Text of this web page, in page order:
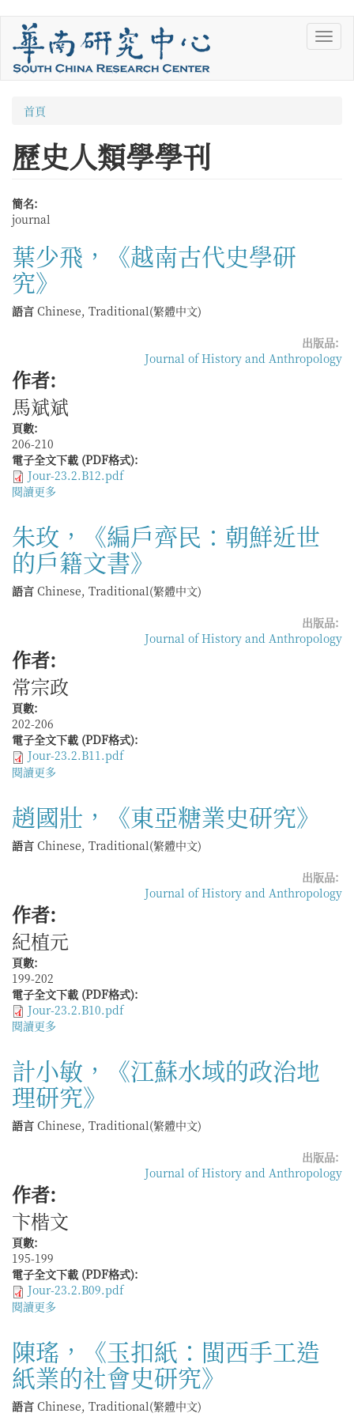
您
在
這
首頁
歷史人類學學刊
簡名:
journal
葉少飛，《越南古代史學研
究》
語言 Chinese, Traditional(繁體中文)
出版品:
Journal of History and Anthropology
作者:
馬斌斌
頁數:
206-210
電子全文下載 (PDF格式):
Jour-23.2.B12.pdf
閱讀更多
飛，
《越
南
究》
朱玫，《編戶齊民：朝鮮近世
的戶籍文書》
語言 Chinese, Traditional(繁體中文)
出版品:
Journal of History and Anthropology
作者:
常宗政
頁數:
202-206
電子全文下載 (PDF格式):
Jour-23.2.B11.pdf
閱讀更多
朱
玫，
《編
戶
近
世
籍
文
趙國壯，《東亞糖業史研究》
語言 Chinese, Traditional(繁體中文)
出版品:
Journal of History and Anthropology
作者:
紀植元
頁數:
199-202
電子全文下載 (PDF格式):
Jour-23.2.B10.pdf
閱讀更多
趙
國
壯，
《東
亞
計小敏，《江蘇水域的政治地
理研究》
語言 Chinese, Traditional(繁體中文)
出版品:
Journal of History and Anthropology
作者:
卞楷文
頁數:
195-199
電子全文下載 (PDF格式):
Jour-23.2.B09.pdf
閱讀更多
小
敏，
《江
蘇
陳瑤，《玉扣紙：閩西手工造
紙業的社會史研究》
語言 Chinese, Traditional(繁體中文)